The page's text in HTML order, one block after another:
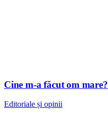
Cine m-a făcut om mare?
Editoriale și opinii